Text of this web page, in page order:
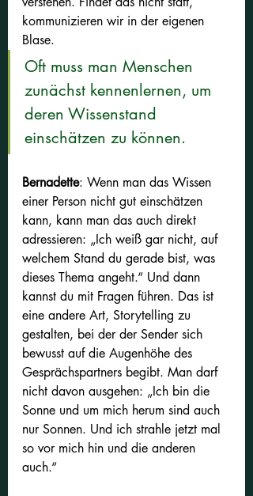
kommunizieren wir in der eigenen
Blase.
Oft muss man Menschen
zunächst kennenlernen, um
deren Wissenstand
einschätzen zu können.
Bernadette: Wenn man das Wissen
einer Person nicht gut einschätzen
kann, kann man das auch direkt
adressieren: „Ich weiß gar nicht, auf
welchem Stand du gerade bist, was
dieses Thema angeht.“ Und dann
kannst du mit Fragen führen. Das ist
eine andere Art, Storytelling zu
gestalten, bei der der Sender sich
bewusst auf die Augenhöhe des
Gesprächspartners begibt. Man darf
nicht davon ausgehen: „Ich bin die
Sonne und um mich herum sind auch
nur Sonnen. Und ich strahle jetzt mal
so vor mich hin und die anderen
auch.“